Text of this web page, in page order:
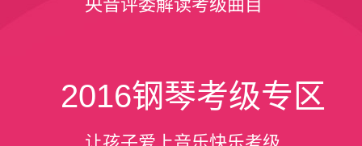
央音评委解读考级曲目
2016钢琴考级专区